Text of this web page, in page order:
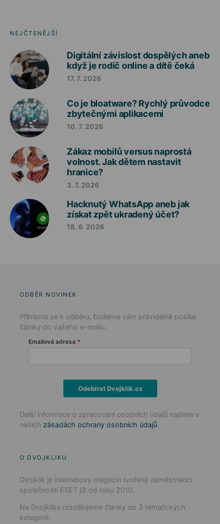
NEJČTENĚJŠÍ
Digitální závislost dospělých aneb
když je rodič online a dítě čeká
17. 7. 2026
Co je bloatware? Rychlý průvodce
zbytečnými aplikacemi
10. 7. 2026
Zákaz mobilů versus naprostá
volnost. Jak dětem nastavit
hranice?
3. 7. 2026
Hacknutý WhatsApp aneb jak
získat zpět ukradený účet?
18. 6. 2026
ODBĚR NOVINEK
Přihlaste se k odběru, budeme vám pravidelně posílat
články do vašeho e-mailu.
Emailová adresa
Odebírat Dvojklik.cz
Další informace o zpracování osobních údajů najdete v
našich zásadách ochrany osobních údajů.
O DVOJKLIKU
Dvojklik je internetový magazín tvořený zaměstnanci
společnosti ESET již od roku 2010.
Na Dvojkliku rozdělujeme články do 3 tematických
kategorií: